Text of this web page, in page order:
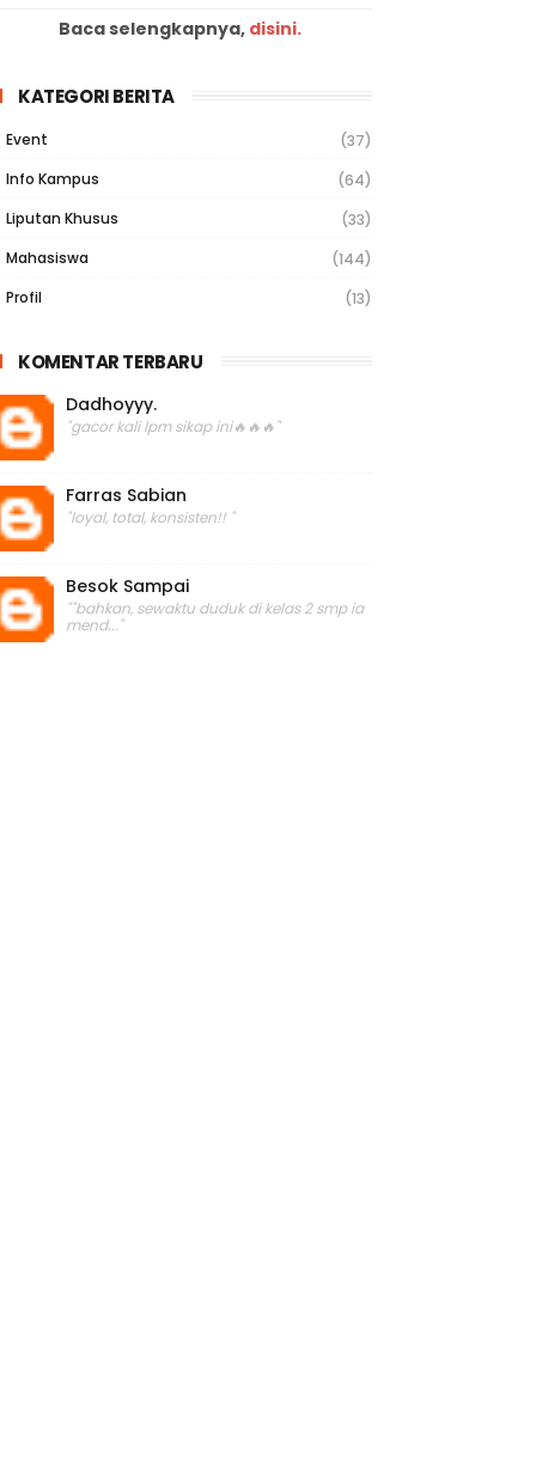
Baca selengkapnya, disini.
KATEGORI BERITA
Event
(37)
Info Kampus
(64)
Liputan Khusus
(33)
Mahasiswa
(144)
Profil
(13)
KOMENTAR TERBARU
Dadhoyyy.
"gacor kali lpm sikap ini🔥🔥🔥"
Farras Sabian
"loyal, total, konsisten!! "
Besok Sampai
""bahkan, sewaktu duduk di kelas 2 smp ia
mend..."